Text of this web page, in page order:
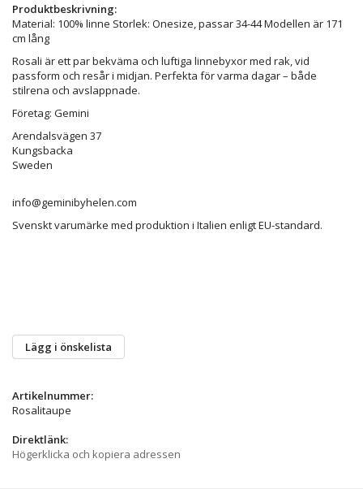
Produktbeskrivning:
Material: 100% linne Storlek: Onesize, passar 34-44 Modellen är 171
cm lång
Rosali är ett par bekväma och luftiga linnebyxor med rak, vid
passform och resår i midjan. Perfekta för varma dagar – både
stilrena och avslappnade.
Företag: Gemini
Arendalsvägen 37
Kungsbacka
Sweden
info@geminibyhelen.com
Svenskt varumärke med produktion i Italien enligt EU-standard.
Lägg i önskelista
Artikelnummer:
Rosalitaupe
Direktlänk:
Högerklicka och kopiera adressen